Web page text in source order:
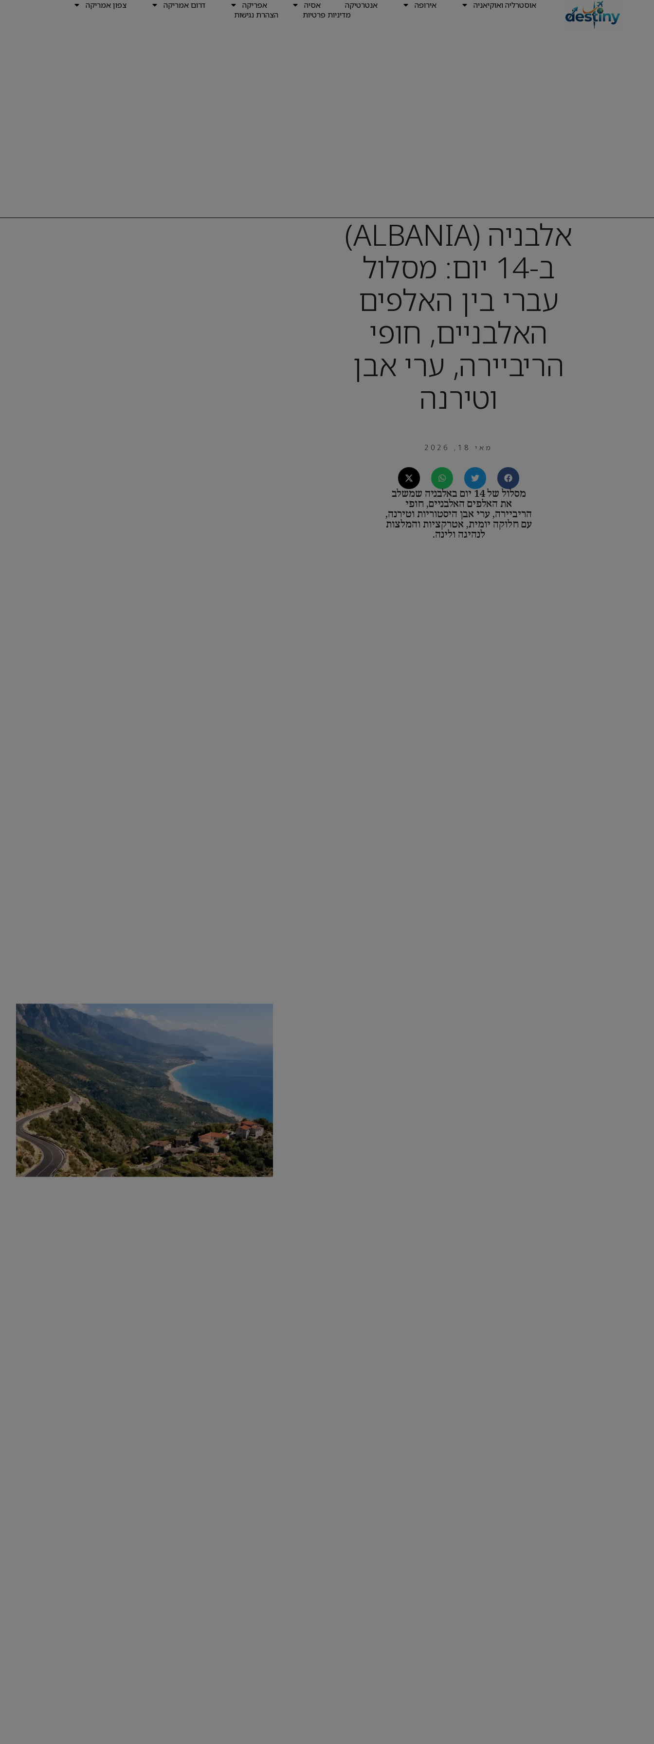
אוסטרליה ואוקיאניה אירופה אנטרטיקה אסיה אפריקה דרום אמריקה
צפון אמריקה
מדיניות פרטיות
הצהרת נגישות
אלבניה (ALBANIA)
ב-14 יום: מסלול
עברי בין האלפים
האלבניים, חופי
הריביירה, ערי אבן
וטירנה
מאי 18, 2026
מסלול של 14 יום באלבניה שמשלב
את האלפים האלבניים, חופי
הריביירה, ערי אבן היסטוריות וטירנה,
עם חלוקה יומית, אטרקציות והמלצות
לנהיגה ולינה.